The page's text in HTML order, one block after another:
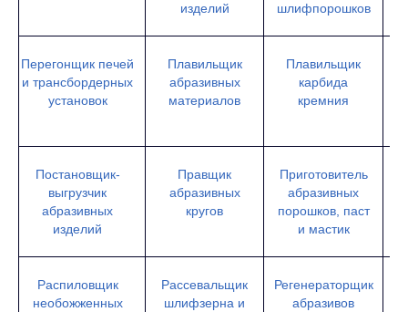
изделий
шлифпорошков
Перегонщик печей
и трансбордерных
установок
Плавильщик
абразивных
материалов
Плавильщик
карбида
кремния
Постановщик-
выгрузчик
абразивных
изделий
Правщик
абразивных
кругов
Приготовитель
абразивных
порошков, паст
и мастик
Распиловщик
необожженных
Рассевальщик
шлифзерна и
Регенераторщик
абразивов